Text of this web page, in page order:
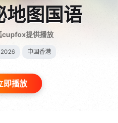
地图国语
cupfox提供播放
2026 中国香港
即播放